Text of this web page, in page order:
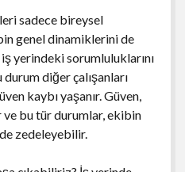
sadece bireysel
genel dinamiklerini de
yerindeki sorumluluklarını
diğer çalışanları
kaybı yaşanır. Güven,
bu tür durumlar, ekibin
zedeleyebilir.